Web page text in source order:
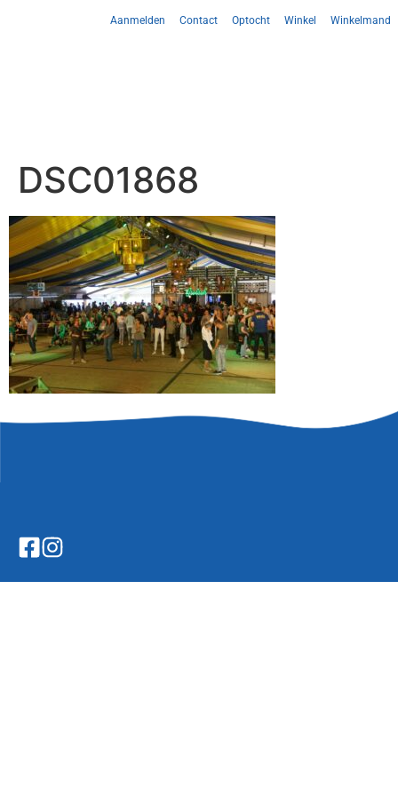
Aanmelden Contact Optocht Winkel Winkelmand
DSC01868